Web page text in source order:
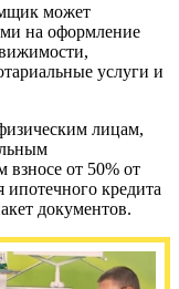
может
на оформление
услуги и
лицам,
от 50% от
кредита
документов.